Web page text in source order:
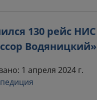
130 рейс НИС
Водяницкий»
1 апреля 2024 г.